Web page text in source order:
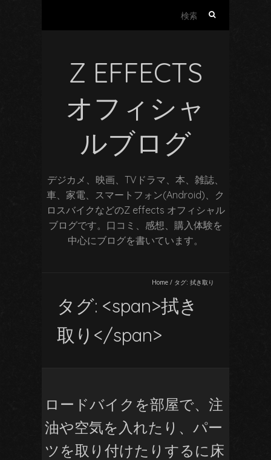
Z EFFECTS
オフィシャ
ルブログ
デジカメ、映画、TVドラマ、本、雑誌、
車、家電、スマートフォン(Android)、ク
ロスバイクなどのZ effects オフィシャル
ブログです。口コミ、感想、購入体験を
中心にブログを書いています。
Home / タグ: 拭き取り
タグ: <span>拭き
取り</span>
ロードバイクを部屋で、注
油や空気を入れたり、パー
ツを取り付けたりするに床